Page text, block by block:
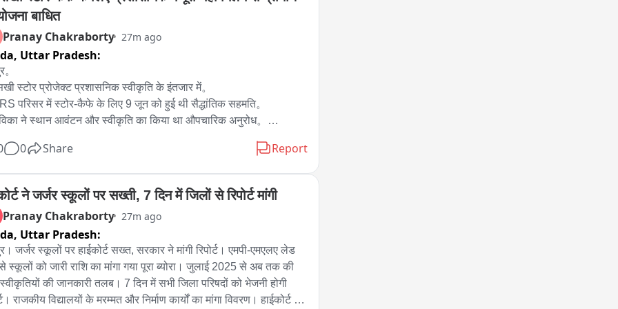
बाधित
Pranay Chakraborty 27m ago
Uttar Pradesh:
स्टोर प्रोजेक्ट प्रशासनिक स्वीकृति के इंतजार में。
परिसर में स्टोर-कैफे के लिए 9 जून को हुई थी सैद्धांतिक सहमति。
ने स्थान आवंटन और स्वीकृति का किया था औपचारिक अनुरोध。
में देरी से बजट घोषणा का क्रियान्वयन अटका。
में 40×40 वर्ग फीट जगह की आवंटन की मांग。
अपने संसाधनों से करेगी निर्माण कार्य。
स्वयं सहायता समूहों के उत्पादों के लिए बनेगा राजसखी स्टोर और कैफे。
sशक्तिकरण और ग्रामीण उत्पादों की ब्रांडिंग को मिलेगा बढ़ावा。
0 Share Report
ने जर्जर स्कूलों पर सख्ती, 7 दिन में जिलों से रिपोर्ट मांगी
Pranay Chakraborty 27m ago
Uttar Pradesh:
जर्जर स्कूलों पर हाईकोर्ट सख्त, सरकार ने मांगी रिपोर्ट। एमपी-एमएलए लेड
स्कूलों को जारी राशि का मांगा गया पूरा ब्योरा। जुलाई 2025 से अब तक की
की जानकारी तलब। 7 दिन में सभी जिला परिषदों को भेजनी होगी
राजकीय विद्यालयों के मरम्मत और निर्माण कार्यों का मांगा विवरण। हाईकोर्ट में